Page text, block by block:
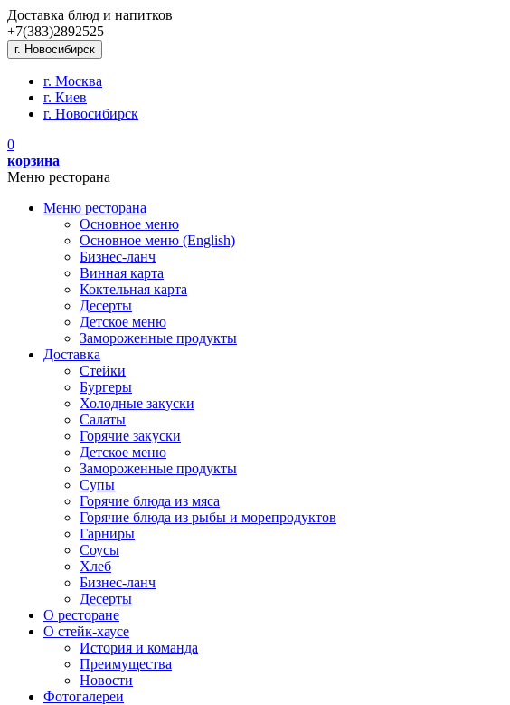
Доставка блюд и напитков
+7(383)2892525
г. Новосибирск
г. Москва
г. Киев
г. Новосибирск
0
корзина
Меню ресторана
Меню ресторана
Основное меню
Основное меню (English)
Бизнес-ланч
Винная карта
Коктельная карта
Десерты
Детское меню
Замороженные продукты
Доставка
Стейки
Бургеры
Холодные закуски
Салаты
Горячие закуски
Детское меню
Замороженные продукты
Супы
Горячие блюда из мяса
Горячие блюда из рыбы и морепродуктов
Гарниры
Соусы
Хлеб
Бизнес-ланч
Десерты
О ресторане
О стейк-хаусе
История и команда
Преимущества
Новости
Фотогалереи